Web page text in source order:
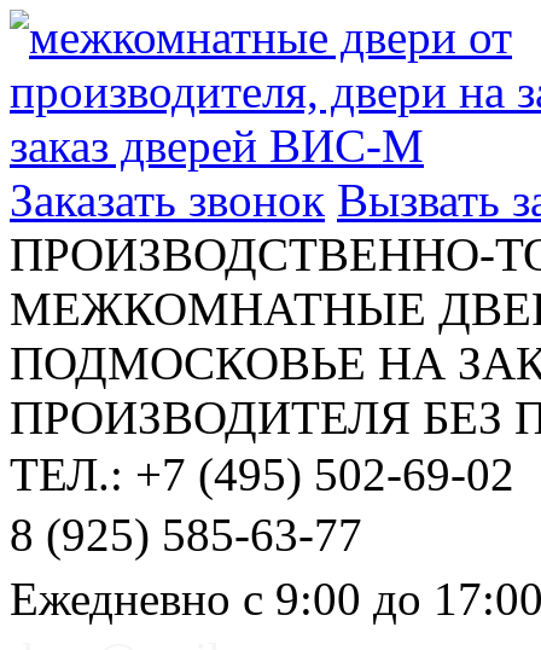
Заказать звонок Вызвать
ПРОИЗВОДСТВЕННО-
МЕЖКОМНАТНЫЕ
ПОДМОСКОВЬЕ НА
ПРОИЗВОДИТЕЛЯ БЕЗ
ТЕЛ.: +7 (495) 502-69-02
8 (925) 585-63-77
Ежедневно с 9:00 до